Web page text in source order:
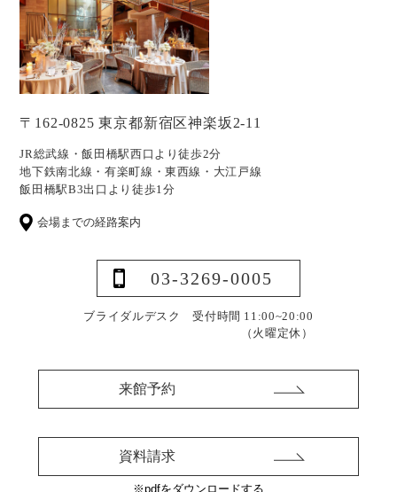
〒162-0825 東京都新宿区神楽坂2-11
JR総武線・飯田橋駅西口より徒歩2分
地下鉄南北線・有楽町線・東西線・大江戸線
飯田橋駅B3出口より徒歩1分
会場までの経路案内
03-3269-0005
ブライダルデスク 受付時間 11:00~20:00
（火曜定休）
来館予約
資料請求
※pdfをダウンロードする